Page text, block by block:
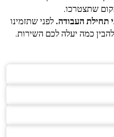
תחילת העבודה. לפני שתזמינו
כמה יעלה לכם השירות.